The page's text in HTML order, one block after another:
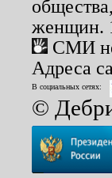
женщин.
СМИ
Адреса
В социальных сетях:
©